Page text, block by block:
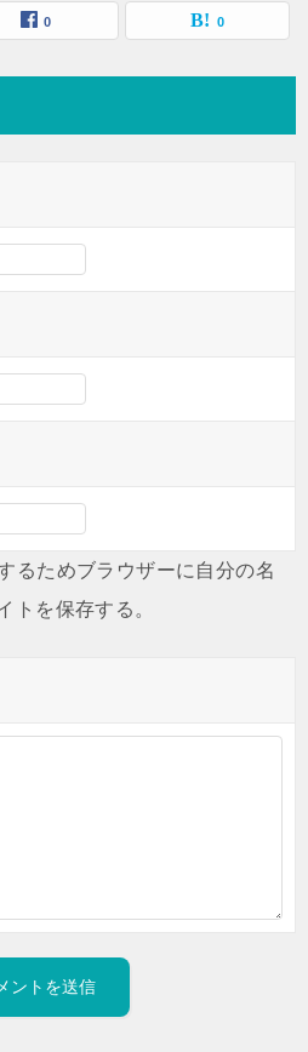
0 0
るためブラウザーに自分の名
トを保存する。